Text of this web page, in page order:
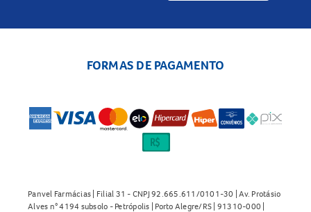
FORMAS DE PAGAMENTO
Panvel Farmácias | Filial 31 - CNPJ 92.665.611/0101-30 | Av. Protásio
Alves n° 4194 subsolo - Petrópolis | Porto Alegre/RS | 91310-000 |